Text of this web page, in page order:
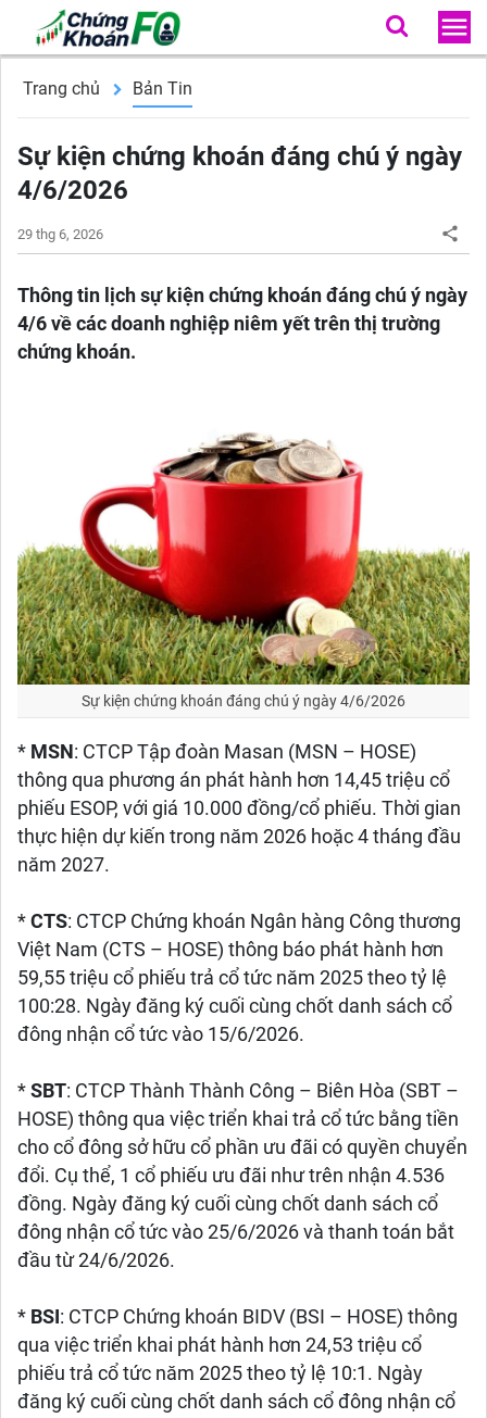
Trang chủ Bản Tin
Sự kiện chứng khoán đáng chú ý ngày
4/6/2026
29 thg 6, 2026
Thông tin lịch sự kiện chứng khoán đáng chú ý ngày
4/6 về các doanh nghiệp niêm yết trên thị trường
chứng khoán.
Sự kiện chứng khoán đáng chú ý ngày 4/6/2026
* MSN : CTCP Tập đoàn Masan (MSN – HOSE)
thông qua phương án phát hành hơn 14,45 triệu cổ
phiếu ESOP, với giá 10.000 đồng/cổ phiếu. Thời gian
thực hiện dự kiến trong năm 2026 hoặc 4 tháng đầu
năm 2027.
* CTS: CTCP Chứng khoán Ngân hàng Công thương
Việt Nam (CTS – HOSE) thông báo phát hành hơn
59,55 triệu cổ phiếu trả cổ tức năm 2025 theo tỷ lệ
100:28. Ngày đăng ký cuối cùng chốt danh sách cổ
đông nhận cổ tức vào 15/6/2026.
* SBT: CTCP Thành Thành Công – Biên Hòa (SBT –
HOSE) thông qua việc triển khai trả cổ tức bằng tiền
cho cổ đông sở hữu cổ phần ưu đãi có quyền chuyển
đổi. Cụ thể, 1 cổ phiếu ưu đãi như trên nhận 4.536
đồng. Ngày đăng ký cuối cùng chốt danh sách cổ
đông nhận cổ tức vào 25/6/2026 và thanh toán bắt
đầu từ 24/6/2026.
* BSI : CTCP Chứng khoán BIDV (BSI – HOSE) thông
qua việc triển khai phát hành hơn 24,53 triệu cổ
phiếu trả cổ tức năm 2025 theo tỷ lệ 10:1. Ngày
đăng ký cuối cùng chốt danh sách cổ đông nhận cổ